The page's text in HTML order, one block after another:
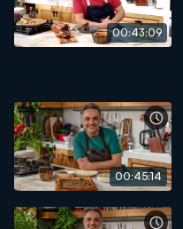
00:43:09
00:45:14